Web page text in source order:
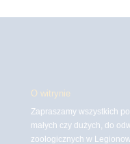
O witrynie
Zapraszamy wszystkich
małych czy dużych, do
zoologicznych w